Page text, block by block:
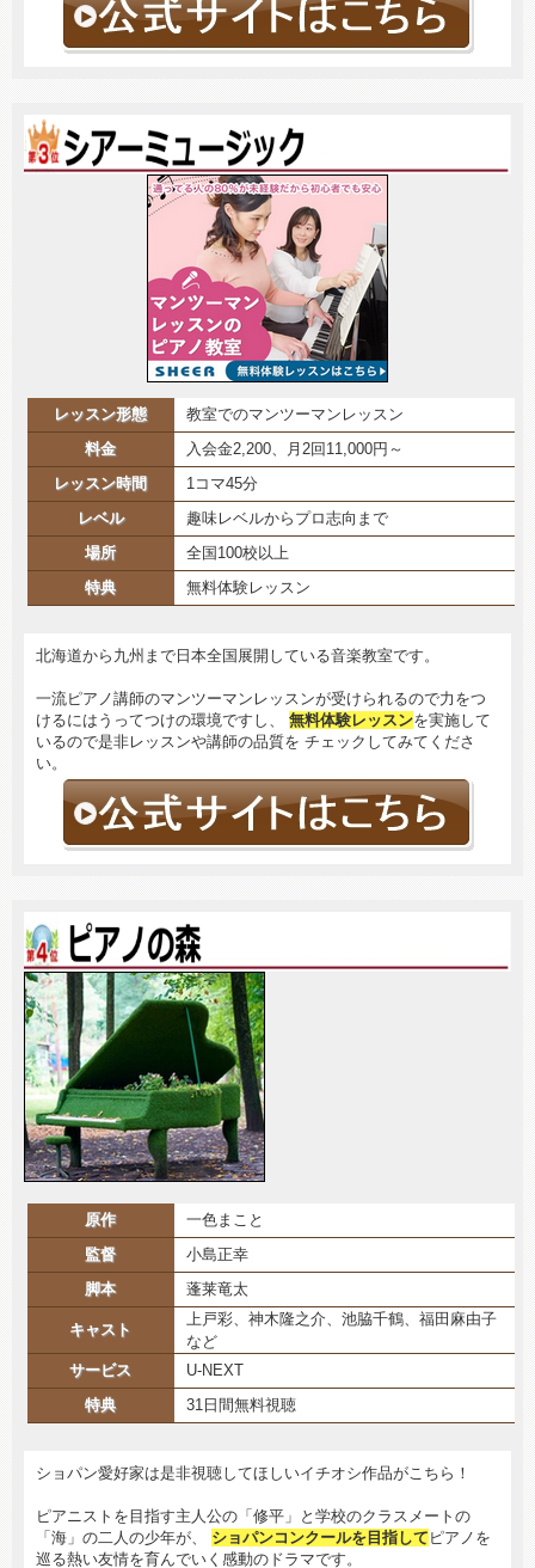
レッスン形態
教室でのマンツーマンレッスン
料金
入会金2,200、月2回11,000円～
レッスン時間
1コマ45分
レベル
趣味レベルからプロ志向まで
場所
全国100校以上
特典
無料体験レッスン
北海道から九州まで日本全国展開している音楽教室です。
一流ピアノ講師のマンツーマンレッスンが受けられるので力をつ
けるにはうってつけの環境ですし、 無料体験レッスンを実施して
いるので是非レッスンや講師の品質を チェックしてみてくださ
い。
原作
一色まこと
監督
小島正幸
脚本
蓬莱竜太
キャスト
上戸彩、神木隆之介、池脇千鶴、福田麻由子
など
サービス
U-NEXT
特典
31日間無料視聴
ショパン愛好家は是非視聴してほしいイチオシ作品がこちら！
ピアニストを目指す主人公の「修平」と学校のクラスメートの
「海」の二人の少年が、 ショパンコンクールを目指して ピアノを
巡る熱い友情を育んでいく感動のドラマです。